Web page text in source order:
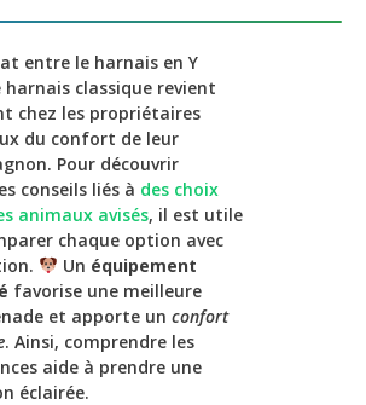
entre le harnais en Y
harnais classique revient
chez les propriétaires
du confort de leur
Pour découvrir
conseils liés à des choix
animaux avisés, il est utile
chaque option avec
Un équipement
favorise une meilleure
et apporte un confort
. Ainsi, comprendre les
aide à prendre une
éclairée.